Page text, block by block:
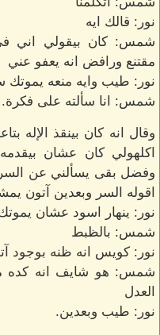
نور: قالك ايه
شمس: كان بيقولي اني
مقتنع ورافض انه يعفو عني
نور: طيب وايه منعه يموتك
شمس: انا سألته على فكرة.
وقال انه كان بينقذ الإله
اكلهولي كان عشان بيقدمه
وفضل بقى يسألني عن
اقوله السر وبعدين آتون
نور: ينهار اسود عشان
شمس: بالظبط
نور: كويس انه ظنه بوجود
شمس: هو شايف انه كده
العدل
نور: طيب وبعدين.